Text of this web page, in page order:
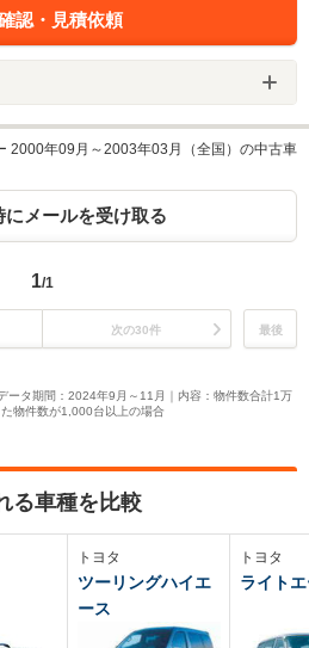
認・見積依頼
2000年09月～2003年03月（全国）の中古車
にメールを受け取る
1/1
次の30件 最後
ータ期間：2024年9月～11月｜内容：物件数合計1万
物件数が1,000台以上の場合
る車種を比較
トヨタ
ツーリングハイエ
ース
トヨタ
ライト